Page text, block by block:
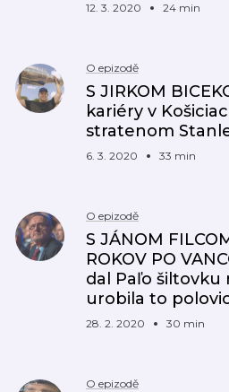
12. 3. 2020 24 min
O epizodě
S JIRKOM
kariéry v
stratenom
6. 3. 2020 33 min
O epizodě
S JÁNOM
ROKOV PO
dal Paľo šiltovku
urobila to
28. 2. 2020 30 min
O epizodě